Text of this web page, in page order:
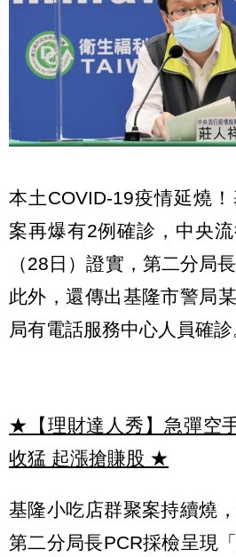
本土COVID-19疫情延燒
案再爆有2例確診，中央
（28日）證實，第二分局
此外，還傳出基隆市警局
局有電話服務中心人員確診
★【理財達人秀】急彈空
收猛 起漲搶賺股 ★
基隆小吃店群聚案持續燒
第二分局長PCR採檢呈現